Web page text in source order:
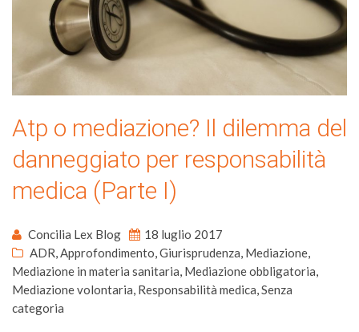
Atp o mediazione? Il dilemma del
danneggiato per responsabilità
medica (Parte I)
Concilia Lex Blog
18 luglio 2017
ADR,Approfondimento,Giurisprudenza, Mediazione,
Mediazione in materia sanitaria, Mediazione obbligatoria,
Mediazione volontaria, Responsabilità medica,Senza
categoria